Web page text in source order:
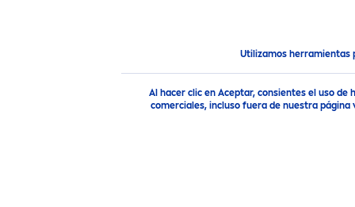
Utilizamos herramientas
Al hacer clic en Aceptar, consientes el uso
comerciales, incluso fuera de nuestra